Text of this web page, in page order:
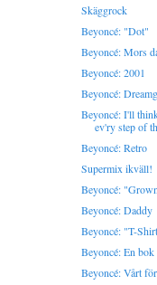
Skäggrock
Beyoncé: "Dot"
Beyoncé: Mors
Beyoncé: 2001
Beyoncé:
Beyoncé: I'll
ev'ry step of
Beyoncé: Retro
Supermix ikväll!
Beyoncé:
Beyoncé: Daddy
Beyoncé: "T-
Beyoncé: En bok
Beyoncé: Vårt